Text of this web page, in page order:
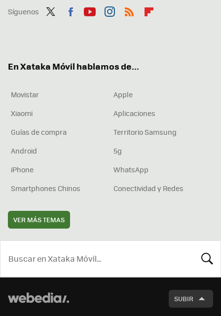
Síguenos
En Xataka Móvil hablamos de...
Movistar
Apple
Xiaomi
Aplicaciones
Guías de compra
Territorio Samsung
Android
5g
iPhone
WhatsApp
Smartphones Chinos
Conectividad y Redes
VER MÁS TEMAS
SUBIR